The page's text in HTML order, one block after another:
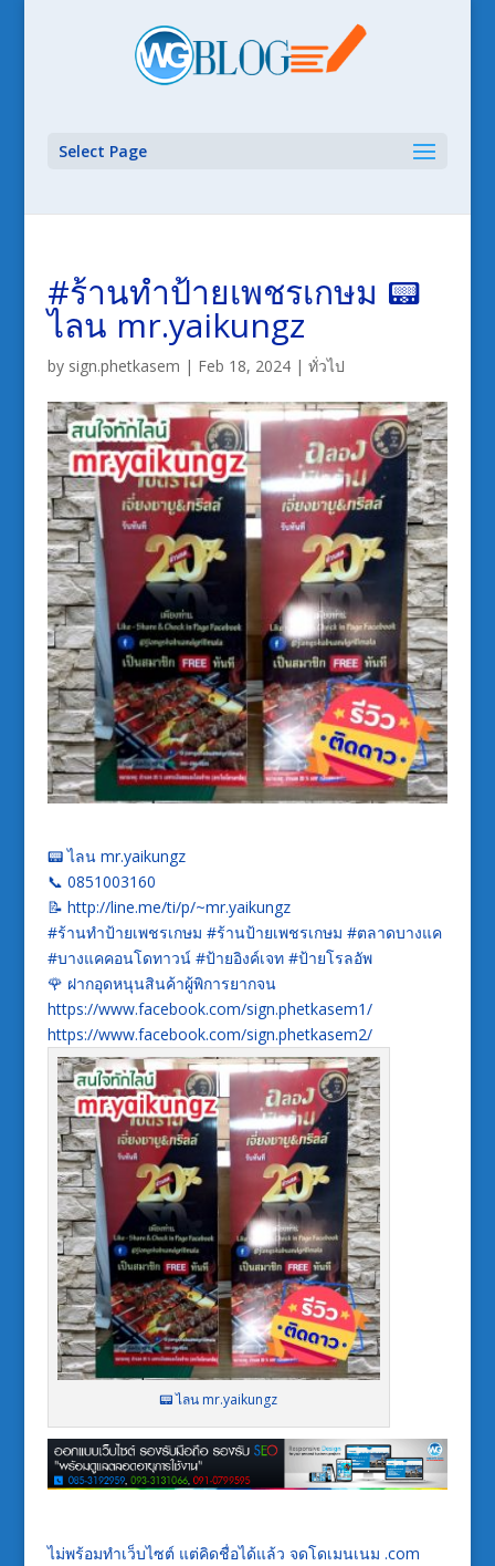
Select Page
#ร้านทำป้ายเพชรเกษม 📟
ไลน mr.yaikungz
by sign.phetkasem | Feb 18, 2024| ทั่วไป
📟 ไลน mr.yaikungz
📞 0851003160
📝 http://line.me/ti/p/~mr.yaikungz
#ร้านทำป้ายเพชรเกษม #ร้านป้ายเพชรเกษม #ตลาดบางแค
#บางแคคอนโดทาวน์ #ป้ายอิงค์เจท #ป้ายโรลอัพ
🌹 ฝากอุดหนุนสินค้าผู้พิการยากจน
https://www.facebook.com/sign.phetkasem1/
https://www.facebook.com/sign.phetkasem2/
📟 ไลน mr.yaikungz
ไม่พร้อมทำเว็บไซต์ แต่คิดชื่อได้แล้ว จดโดเมนเนม .com